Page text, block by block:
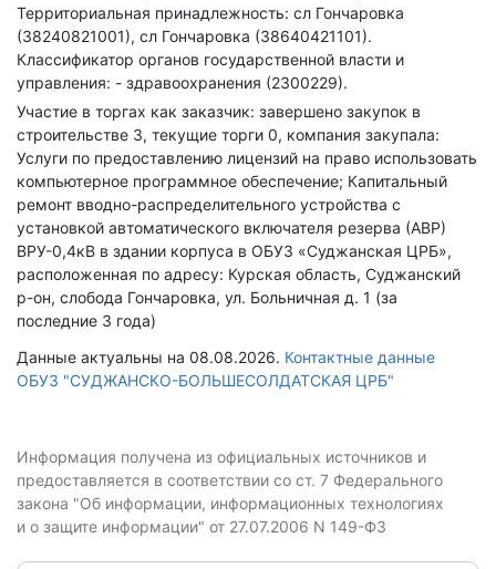
Территориальная принадлежность: сл Гончаровка
(38240821001), сл Гончаровка (38640421101).
Классификатор органов государственной власти и
управления: - здравоохранения (2300229).
Участие в торгах как заказчик: завершено закупок в
строительстве 3, текущие торги 0, компания закупала:
Услуги по предоставлению лицензий на право использовать
компьютерное программное обеспечение; Капитальный
ремонт вводно-распределительного устройства с
установкой автоматического включателя резерва (АВР)
ВРУ-0,4кВ в здании корпуса в ОБУЗ «Суджанская ЦРБ»,
расположенная по адресу: Курская область, Суджанский
р-он, слобода Гончаровка, ул. Больничная д. 1 (за
последние 3 года)
Данные актуальны на 08.08.2026. Контактные данные
ОБУЗ "СУДЖАНСКО-БОЛЬШЕСОЛДАТСКАЯ ЦРБ"
Информация получена из официальных источников и
предоставляется в соответствии со ст. 7 Федерального
закона "Об информации, информационных технологиях
и о защите информации" от 27.07.2006 N 149-ФЗ